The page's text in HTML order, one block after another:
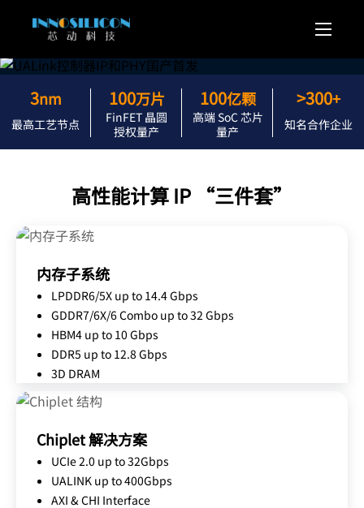
3nm
最高工艺节点
100万片
FinFET 晶圆
授权量产
100亿颗
高端 SoC 芯片
量产
>300+
知名合作企业
高性能计算 IP “三件套”
内存子系统
LPDDR6/5X up to 14.4 Gbps
GDDR7/6X/6 Combo up to 32 Gbps
HBM4 up to 10 Gbps
DDR5 up to 12.8 Gbps
3D DRAM
Chiplet 解决方案
UCIe 2.0 up to 32Gbps
UALINK up to 400Gbps